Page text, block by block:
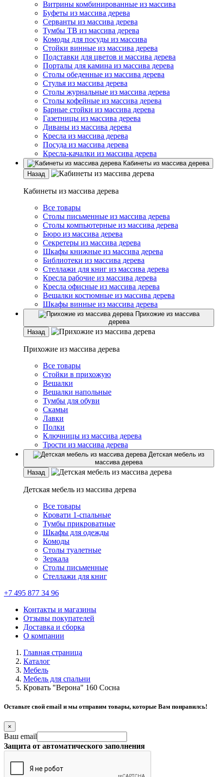
Витрины комбинированные из массива
Буфеты из массива дерева
Серванты из массива дерева
Тумбы ТВ из массива дерева
Комоды для посуды из массива
Стойки винные из массива дерева
Подставки для цветов и массива дерева
Порталы для камина из массива дерева
Столы обеденные из массива дерева
Стулья из массива дерева
Столы журнальные из массива дерева
Столы кофейные из массива дерева
Барные стойки из массива дерева
Газетницы из массива дерева
Диваны из массива дерева
Кресла из массива дерева
Посуда из массива дерева
Кресла-качалки из массива дерева
Кабинеты из массива дерева
Назад
Кабинеты из массива дерева
Все товары
Столы письменные из массива дерева
Столы компьютерные из массива дерева
Бюро из массива дерева
Секретеры из массива дерева
Шкафы книжные из массива дерева
Библиотеки из массива дерева
Стеллажи для книг из массива дерева
Кресла рабочие из массива дерева
Кресла офисные из массива дерева
Вешалки костюмные из массива дерева
Шкафы винные из массива дерева
Прихожие из массива
дерева
Назад
Прихожие из массива дерева
Все товары
Стойки в прихожую
Вешалки
Вешалки напольные
Тумбы для обуви
Скамьи
Лавки
Полки
Ключницы из массива дерева
Трости из массива дерева
Детская мебель из
массива дерева
Назад
Детская мебель из массива дерева
Все товары
Кровати 1-спальные
Тумбы прикроватные
Шкафы для одежды
Комоды
Столы туалетные
Зеркала
Столы письменные
Стеллажи для книг
+7 495 877 34 96
Контакты и магазины
Отзывы покупателей
Доставка и сборка
О компании
Главная страница
Каталог
Мебель
Мебель для спальни
Кровать "Верона" 160 Сосна
Оставьте свой email и мы отправим товары, которые Вам понравилсь!
×
Ваш email
Защита от автоматического заполнения